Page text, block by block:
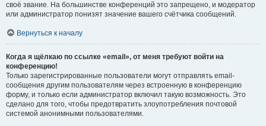
своё звание. На большинстве конференций это запрещено, и модератор
или администратор понизят значение вашего счётчика сообщений.
Вернуться к началу
Когда я щёлкаю по ссылке «email», от меня требуют войти на
конференцию!
Только зарегистрированные пользователи могут отправлять email-
сообщения другим пользователям через встроенную в конференцию
форму, и только если администратор включил такую возможность. Это
сделано для того, чтобы предотвратить злоупотребления почтовой
системой анонимными пользователями.